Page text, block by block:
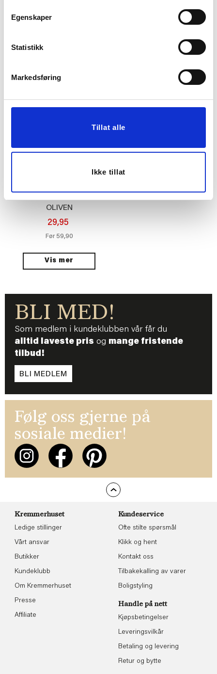
Egenskaper
Statistikk
Markedsføring
Tillat alle
Ikke tillat
BOUQUET
KJØP
OLIVEN
29,95
Før 59,90
Vis mer
BLI MED!
Som medlem i kundeklubben vår får du
alltid laveste pris og mange fristende
tilbud!
BLI MEDLEM
Følg oss gjerne på
sosiale medier!
Kremmerhuset
Ledige stillinger
Vårt ansvar
Butikker
Kundeklubb
Om Kremmerhuset
Presse
Affiliate
Kundeservice
Ofte stilte spørsmål
Klikk og hent
Kontakt oss
Tilbakekalling av varer
Boligstyling
Handle på nett
Kjøpsbetingelser
Leveringsvilkår
Betaling og levering
Retur og bytte